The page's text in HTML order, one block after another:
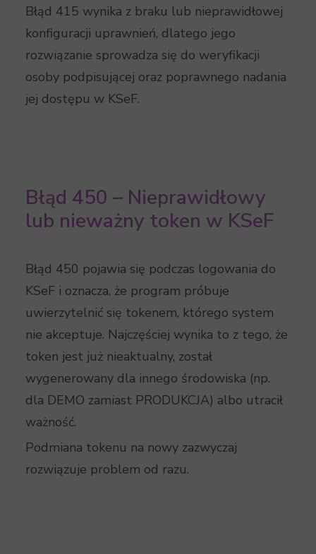
Błąd 415 wynika z braku lub nieprawidłowej
konfiguracji uprawnień, dlatego jego
rozwiązanie sprowadza się do weryfikacji
osoby podpisującej oraz poprawnego nadania
jej dostępu w KSeF.
Błąd 450 – Nieprawidłowy
lub nieważny token w KSeF
Błąd 450 pojawia się podczas logowania do
KSeF i oznacza, że program próbuje
uwierzytelnić się tokenem, którego system
nie akceptuje. Najczęściej wynika to z tego, że
token jest już nieaktualny, został
wygenerowany dla innego środowiska (np.
dla DEMO zamiast PRODUKCJA) albo utracił
ważność.
Podmiana tokenu na nowy zazwyczaj
rozwiązuje problem od razu.